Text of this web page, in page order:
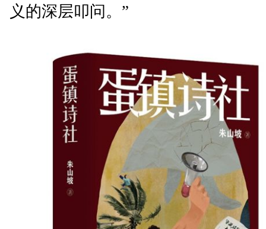
义的深层叩问。”